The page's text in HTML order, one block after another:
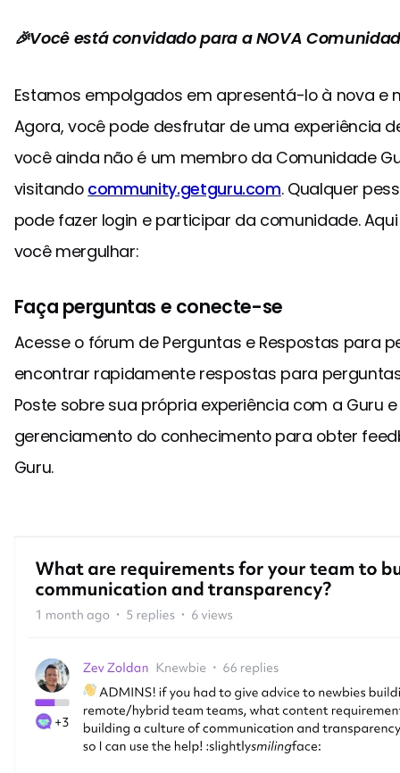
🎉Você está convidado para a NOVA
Estamos empolgados em apresentá-lo à nova e
Agora, você pode desfrutar de uma experiência
você ainda não é um membro da Comunidade
visitando community.getguru.com. Qualquer
pode fazer login e participar da comunidade.
você mergulhar:
Faça perguntas e conecte-se
Acesse o fórum de Perguntas e Respostas para
encontrar rapidamente respostas para
Poste sobre sua própria experiência com a Guru
gerenciamento do conhecimento para obter
Guru.